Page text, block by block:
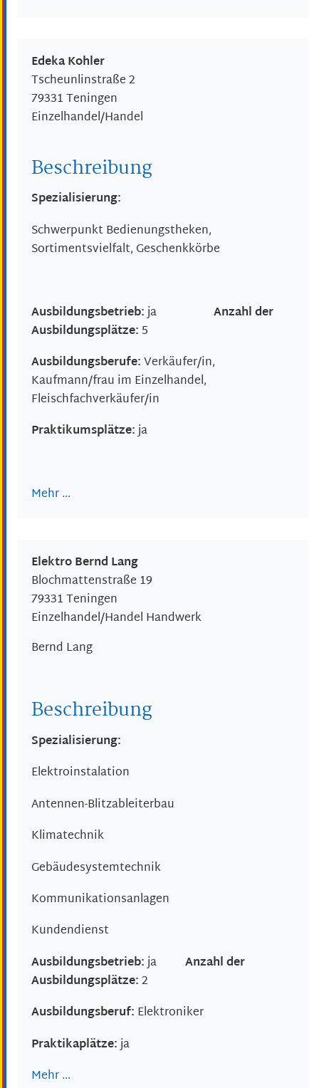
Edeka Kohler
Tscheunlinstraße 2
79331Teningen
Einzelhandel/Handel
Beschreibung
Spezialisierung:
Schwerpunkt Bedienungstheken,
Sortimentsvielfalt, Geschenkkörbe
Ausbildungsbetrieb:ja Anzahl der
Ausbildungsplätze:5
Ausbildungsberufe:Verkäufer/in,
Kaufmann/frau im Einzelhandel,
Fleischfachverkäufer/in
Praktikumsplätze:ja
Mehr …
Elektro Bernd Lang
Blochmattenstraße 19
79331Teningen
Einzelhandel/Handel Handwerk
Bernd Lang
Beschreibung
Spezialisierung:
Elektroinstalation
Antennen-Blitzableiterbau
Klimatechnik
Gebäudesystemtechnik
Kommunikationsanlagen
Kundendienst
Ausbildungsbetrieb:ja Anzahl der
Ausbildungsplätze:2
Ausbildungsberuf: Elektroniker
Praktikaplätze:ja
Mehr …